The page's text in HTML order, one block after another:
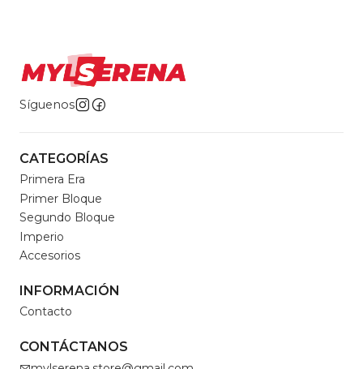
Síguenos
CATEGORÍAS
Primera Era
Primer Bloque
Segundo Bloque
Imperio
Accesorios
INFORMACIÓN
Contacto
CONTÁCTANOS